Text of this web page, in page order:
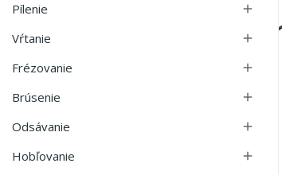
Pílenie 
Vŕtanie 
Frézovanie 
Brúsenie 
Odsávanie 
Hobľovanie 